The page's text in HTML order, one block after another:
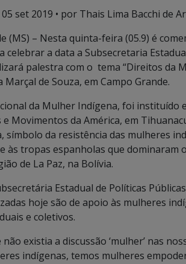
05 set 2019 • por Thais Lima Bacchi de
(MS) – Nesta quinta-feira (05.9) é
celebrar a data a Subsecretaria
palestra com o tema “Direitos da
Marçal de Souza, em Campo Grande.
da Mulher Indígena, foi instituído
e Movimentos da América, em
símbolo da resistência das mulheres
às tropas espanholas que
de La Paz, na Bolívia.
Estadual de Políticas
hoje são de apoio às mulheres
e coletivos.
existia a discussão ‘mulher’ nas
indígenas, temos mulheres